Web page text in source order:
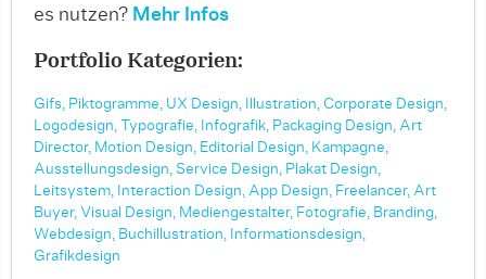
es nutzen? Mehr Infos
Portfolio Kategorien:
Gifs, Piktogramme, UX Design, Illustration, Corporate Design,
Logodesign,
Typografie, Infografik, Packaging Design, Art
Director, Motion Design, Editorial Design, Kampagne,
Ausstellungsdesign, Service Design, Plakat Design,
Leitsystem, Interaction Design, App Design, Freelancer, Art
Buyer, Visual Design, Mediengestalter, Fotografie, Branding,
Webdesign, Buchillustration, Informationsdesign,
Grafikdesign